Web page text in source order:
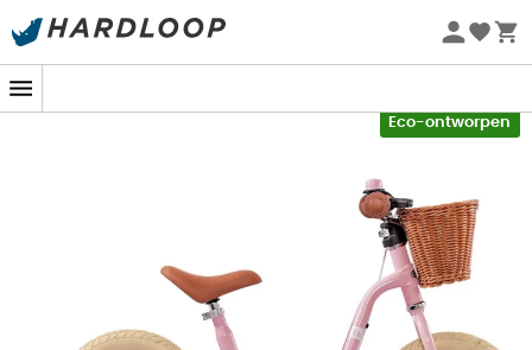
Zomeraanbiedingen 🔥 -5% EXTRA vanaf 2 producten* met
Eco-ontworpen